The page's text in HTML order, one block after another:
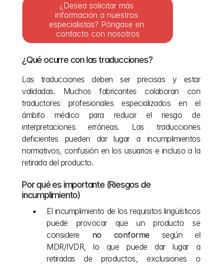
¿Desea solicitar más
información a nuestros
especialistas? Póngase en
contacto con nosotros
¿Qué ocurre con las traducciones?
Las traducciones deben ser precisas y estar
validadas. Muchos fabricantes colaboran con
traductores profesionales especializados en el
ámbito médico para reducir el riesgo de
interpretaciones erróneas. Las traducciones
deficientes pueden dar lugar a incumplimientos
normativos, confusión en los usuarios e incluso a la
retirada del producto.
Por qué es importante (Riesgos de
incumplimiento)
El incumplimiento de los requisitos lingüísticos
puede provocar que un producto se
considere no conforme según el
MDR/IVDR, lo que puede dar lugar a
retiradas de productos, exclusiones o